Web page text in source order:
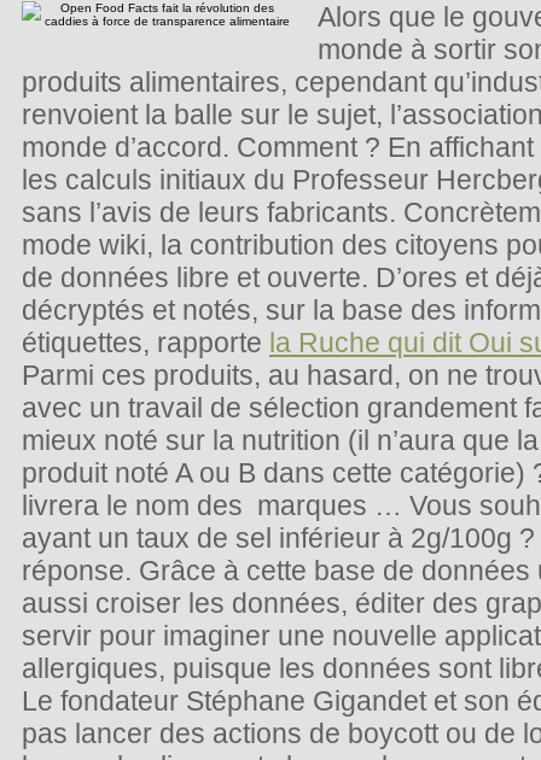
Alors que le
monde à sortir
produits alimentaires, cependant
renvoient la balle sur le sujet,
monde d’accord. Comment ? En
les calculs initiaux du Professeur
sans l’avis de leurs fabricants.
mode wiki, la contribution des citoyens
de données libre et ouverte. D’ores et
décryptés et notés, sur la base des
étiquettes, rapporte la Ruche qui dit Oui
Parmi ces produits, au hasard, on ne
avec un travail de sélection grandement
mieux noté sur la nutrition (il n’aura que
produit noté A ou B dans cette catégorie)
livrera le nom des marques … Vous
ayant un taux de sel inférieur à 2g/100g
réponse. Grâce à cette base de données
aussi croiser les données, éditer des
servir pour imaginer une nouvelle
allergiques, puisque les données sont
Le fondateur Stéphane Gigandet et son
pas lancer des actions de boycott ou de